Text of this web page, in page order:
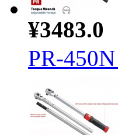
¥3483.0
PR-